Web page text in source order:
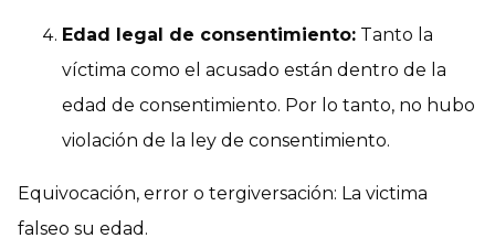
Edad legal de consentimiento: Tanto la
víctima como el acusado están dentro de la
edad de consentimiento. Por lo tanto, no hubo
violación de la ley de consentimiento.
Equivocación, error o tergiversación: La victima
falseo su edad.